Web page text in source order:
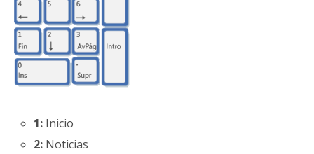
1: Inicio
2: Noticias